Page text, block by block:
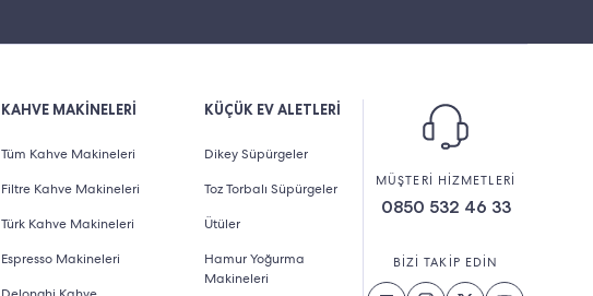
KAHVE MAKİNELERİ
Tüm Kahve Makineleri
Filtre Kahve Makineleri
Türk Kahve Makineleri
Espresso Makineleri
KÜÇÜK EV ALETLERİ
Dikey Süpürgeler
Toz Torbalı Süpürgeler
Ütüler
Hamur Yoğurma
Makineleri
MÜŞTERİ HİZMETLERİ
0850 532 46 33
BİZİ TAKİP EDİN